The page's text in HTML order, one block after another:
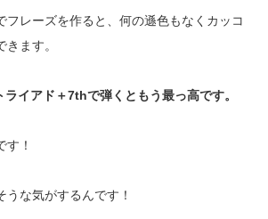
フレーズを作ると、何の遜色もなくカッコ
ます。
ライアド＋7thで弾くともう最っ高です。
す！
な気がするんです！